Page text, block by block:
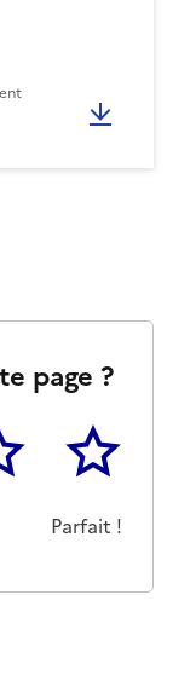
page ?
5
Parfait !